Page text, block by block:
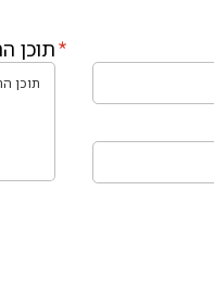
תוכן